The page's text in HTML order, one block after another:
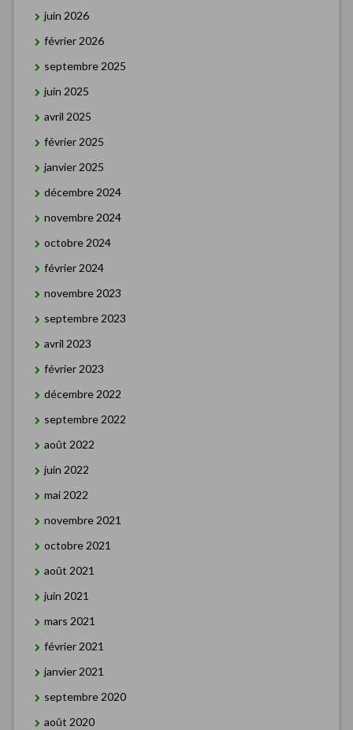
juin 2026
février 2026
septembre 2025
juin 2025
avril 2025
février 2025
janvier 2025
décembre 2024
novembre 2024
octobre 2024
février 2024
novembre 2023
septembre 2023
avril 2023
février 2023
décembre 2022
septembre 2022
août 2022
juin 2022
mai 2022
novembre 2021
octobre 2021
août 2021
juin 2021
mars 2021
février 2021
janvier 2021
septembre 2020
août 2020